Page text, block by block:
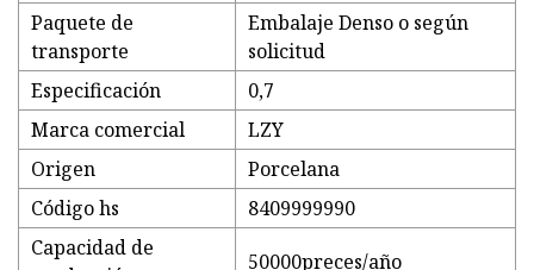
Paquete de
transporte
Embalaje Denso o según
solicitud
Especificación
0,7
Marca comercial
LZY
Origen
Porcelana
Código hs
8409999990
Capacidad de
50000preces/año